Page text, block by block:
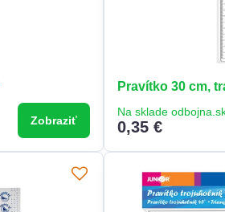
Zobraziť
Pravítko 30 cm,
Na sklade
0,35 €